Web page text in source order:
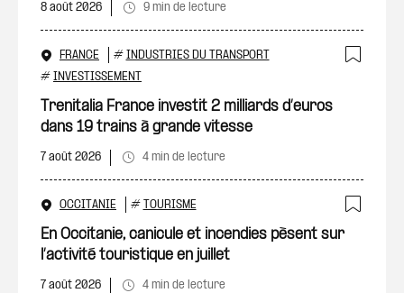
8 août 2026 9 min de lecture
FRANCE # INDUSTRIES DU TRANSPORT
# INVESTISSEMENT
Trenitalia France investit 2 milliards d’euros
dans 19 trains à grande vitesse
7 août 2026 4 min de lecture
OCCITANIE # TOURISME
En Occitanie, canicule et incendies pèsent sur
l’activité touristique en juillet
7 août 2026 4 min de lecture